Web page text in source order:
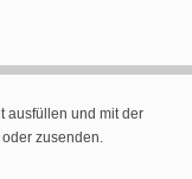
ausfüllen und mit der
zusenden.